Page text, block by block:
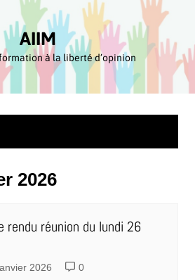
AIIM
à la liberté d’opinion
2026
rendu réunion du lundi 26
2026 0